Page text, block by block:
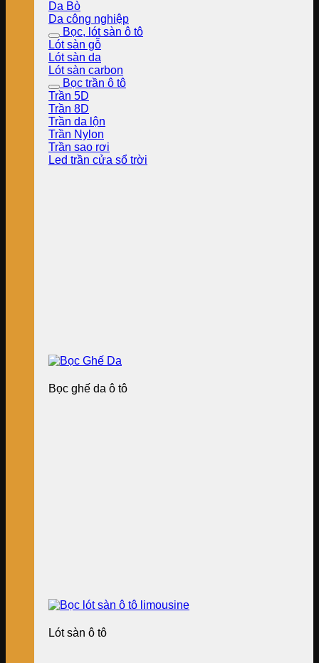
Da Bò
Da công nghiệp
Bọc, lót sàn ô tô
Lót sàn gỗ
Lót sàn da
Lót sàn carbon
Bọc trần ô tô
Trần 5D
Trần 8D
Trần da lộn
Trần Nylon
Trần sao rơi
Led trần cửa sổ trời
Bọc ghế da ô tô
Lót sàn ô tô